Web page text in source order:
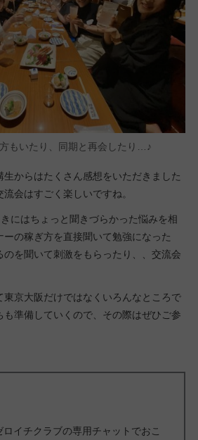
もいたり、同期と再会したり…♪
からはたくさん感想をいただきました
会はすごく楽しいですね。
にはちょっと聞きづらかった悩みを相
の稼ぎ方を直接聞いて勉強になった
のを聞いて刺激をもらったり、、交流会
京大阪だけではなくいろんなところで
も準備していくので、その際はぜひご参
イチクラブの専用チャットでおこ